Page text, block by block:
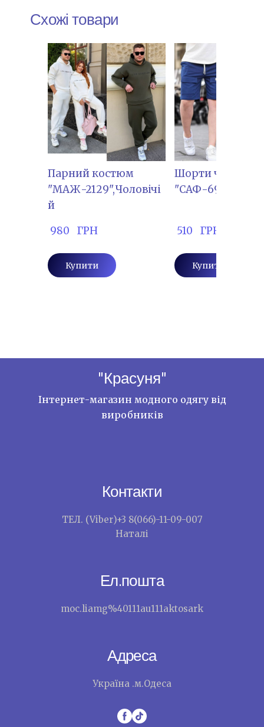
Схожі товари
Парний костюм
"МАЖ-2129",Чоловічі
й
980   ГРН
Купити
Шорти чоловічі
"САФ-692"
510   ГРН
Купити
"Красуня"
Інтернет-магазин модного одягу від
виробників
Контакти
ТЕЛ. (Viber)+3 8(066)-11-09-007
Наталі
Ел.пошта
moc.liamg%40111au111aktosark
Адреса
Україна .м.Одеса